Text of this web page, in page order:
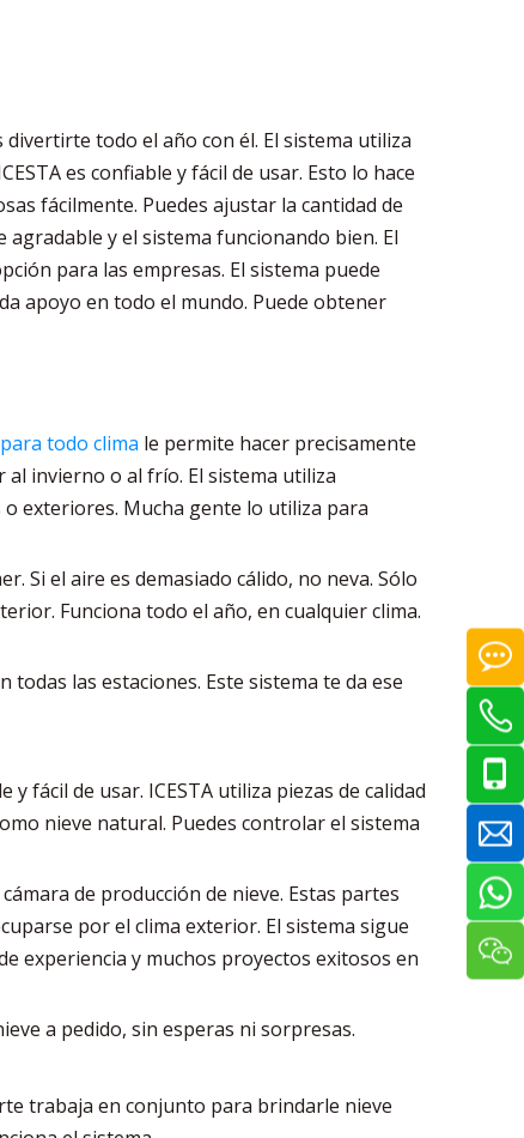
todo el año con él. El sistema utiliza
es confiable y fácil de usar. Esto lo hace
fácilmente. Puedes ajustar la cantidad de
y el sistema funcionando bien. El
para las empresas. El sistema puede
apoyo en todo el mundo. Puede obtener
todo clima le permite hacer precisamente
al invierno o al frío. El sistema utiliza
exteriores. Mucha gente lo utiliza para
Si el aire es demasiado cálido, no neva. Sólo
Funciona todo el año, en cualquier clima.
las estaciones. Este sistema te da ese
fácil de usar. ICESTA utiliza piezas de calidad
nieve natural. Puedes controlar el sistema
de producción de nieve. Estas partes
por el clima exterior. El sistema sigue
experiencia y muchos proyectos exitosos en
a pedido, sin esperas ni sorpresas.
trabaja en conjunto para brindarle nieve